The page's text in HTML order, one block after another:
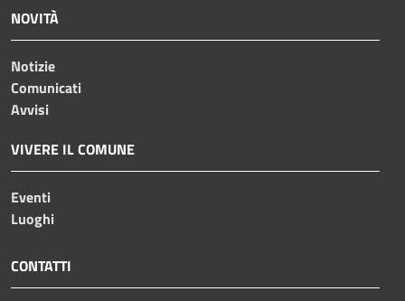
NOVITÀ
Notizie
Comunicati
Avvisi
VIVERE IL COMUNE
Eventi
Luoghi
CONTATTI